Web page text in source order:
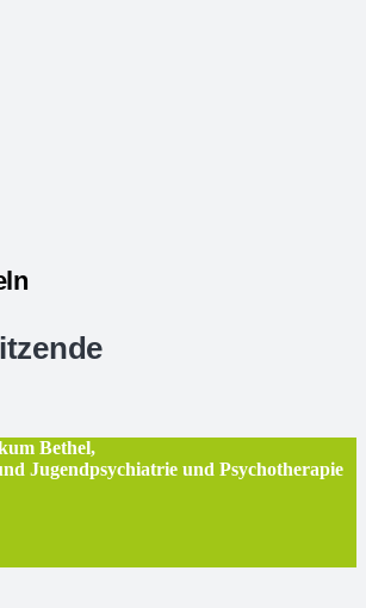
Bethel,
Jugendpsychiatrie und Psychotherapie